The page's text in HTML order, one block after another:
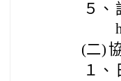
５、
(二)
１、